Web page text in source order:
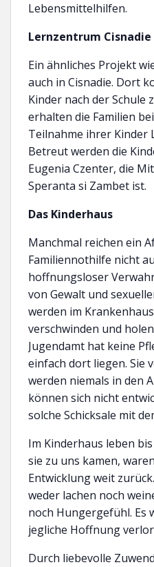
Lebensmittelhilfen.
Lernzentrum Cisnadie
Ein ähnliches Projekt
auch in Cisnadie. Dort
Kinder nach der Schule
erhalten die Familien
Teilnahme ihrer Kinder
Betreut werden die
Eugenia Czenter, die
Speranta si Zambet ist.
Das Kinderhaus
Manchmal reichen ein
Familiennothilfe nicht
hoffnungsloser
von Gewalt und
werden im
verschwinden und
Jugendamt hat keine
einfach dort liegen. Sie
werden niemals in den
können sich nicht
solche Schicksale mit
Im Kinderhaus leben
sie zu uns kamen,
Entwicklung weit
weder lachen noch
noch Hungergefühl. Es
jegliche Hoffnung
Durch liebevolle